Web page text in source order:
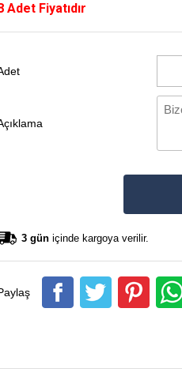
Adet Fiyatıdır
3 gün içinde kargoya verilir.